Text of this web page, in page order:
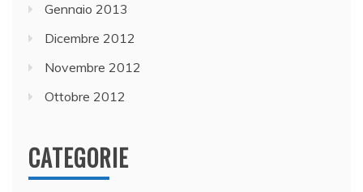
Gennaio 2013
Dicembre 2012
Novembre 2012
Ottobre 2012
CATEGORIE